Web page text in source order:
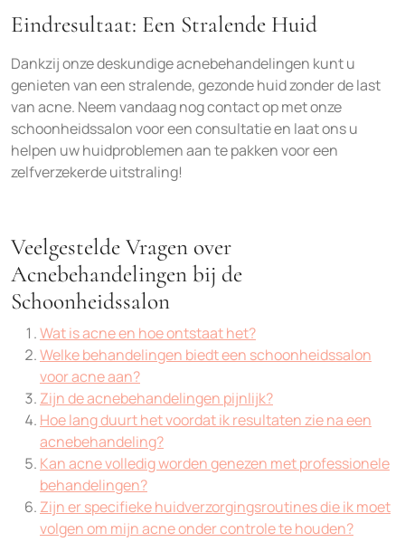
Eindresultaat: Een Stralende Huid
Dankzij onze deskundige acnebehandelingen kunt u
genieten van een stralende, gezonde huid zonder de last
van acne. Neem vandaag nog contact op met onze
schoonheidssalon voor een consultatie en laat ons u
helpen uw huidproblemen aan te pakken voor een
zelfverzekerde uitstraling!
Veelgestelde Vragen over
Acnebehandelingen bij de
Schoonheidssalon
Wat is acne en hoe ontstaat het?
Welke behandelingen biedt een schoonheidssalon
voor acne aan?
Zijn de acnebehandelingen pijnlijk?
Hoe lang duurt het voordat ik resultaten zie na een
acnebehandeling?
Kan acne volledig worden genezen met professionele
behandelingen?
Zijn er specifieke huidverzorgingsroutines die ik moet
volgen om mijn acne onder controle te houden?